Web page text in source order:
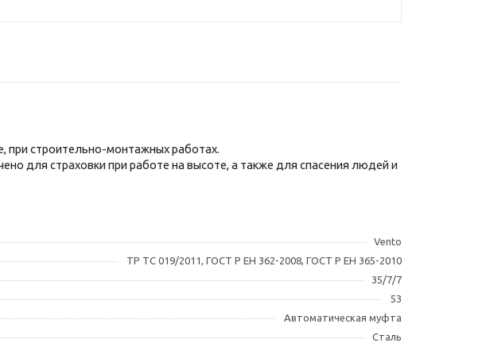
при строительно-монтажных работах.
для страховки при работе на высоте, а также для спасения людей и
Vento
ТР ТС 019/2011, ГОСТ Р ЕН 362-2008, ГОСТ Р ЕН 365-2010
35/7/7
53
Автоматическая муфта
Сталь